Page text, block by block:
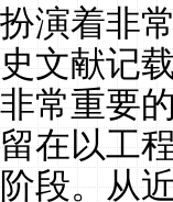
演着非
文献记
常重要
在以工
段。从